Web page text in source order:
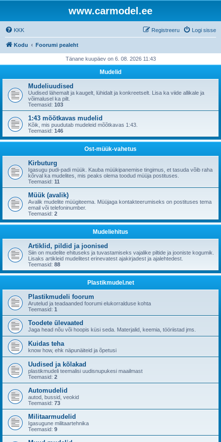
www.carmodel.ee
KKK Logi sisse
Registreeru
Kodu Foorumi pealeht
Tänane kuupäev on 6. 08. 2026 11:43
Mudelid
Mudeliuudised
Uudised lähemalt ja kaugelt, lühidalt ja konkreetselt. Lisa ka viide allikale ja
võimalusel ka pilt.
Teemasid: 103
1:43 mõõtkavas mudelid
Kõik, mis puudutab mudeleid mõõtkavas 1:43.
Teemasid: 146
Ost-müük-vahetus
Kirbuturg
Igasugu pudi-padi müük. Kauba müükipanemise tingimus, et tasuda võib raha
kõrval ka mudelites, mis peaks olema toodud müüja postituses.
Teemasid: 11
Müük (avalik)
Avalik mudelite müügiteema. Müüjaga kontakteerumiseks on postituses tema
email või telefoninumber.
Teemasid: 2
Mudeliehitus
Artiklid, pildid ja joonised
Siin on mudelite ehituseks ja tuvastamiseks vajalike piltide ja jooniste kogumik.
Lisaks artikleid mudelitest erinevatest ajakirjadest ja ajalehtedest.
Teemasid: 88
Plastikmudel.net
Plastikmudeli foorum
Arutelud ja teadaanded foorumi elukorralduse kohta
Teemasid: 1
Toodete ülevaated
Jaga head nõu või hoopis küsi seda. Materjalid, keemia, tööriistad jms.
Kuidas teha
know how, ehk näpunäiteid ja õpetusi
Uudised ja kõlakad
plastikmudeli teemalisi uudisnupukesi maailmast
Teemasid: 2
Automudelid
autod, bussid, veokid
Teemasid: 73
Militaarmudelid
Igasugune militaartehnika
Teemasid: 9